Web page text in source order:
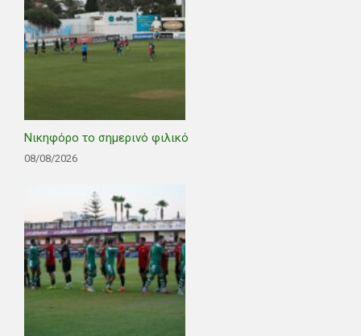
Νικηφόρο το σημερινό φιλικό
08/08/2026